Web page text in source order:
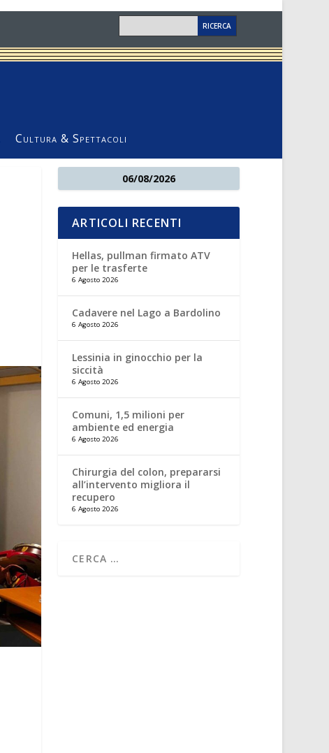
Cultura & Spettacoli
06/08/2026
ARTICOLI RECENTI
Hellas, pullman firmato ATV
per le trasferte
6 Agosto 2026
Cadavere nel Lago a Bardolino
6 Agosto 2026
Lessinia in ginocchio per la
siccità
6 Agosto 2026
Comuni, 1,5 milioni per
ambiente ed energia
6 Agosto 2026
Chirurgia del colon, prepararsi
all’intervento migliora il
recupero
6 Agosto 2026